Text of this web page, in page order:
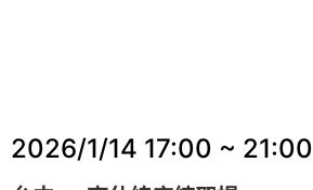
2026/1/14 17:00 ~ 21:00